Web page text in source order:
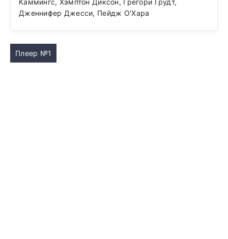
Дженнифер Джесси, Пейдж О’Хара
Плеер №1